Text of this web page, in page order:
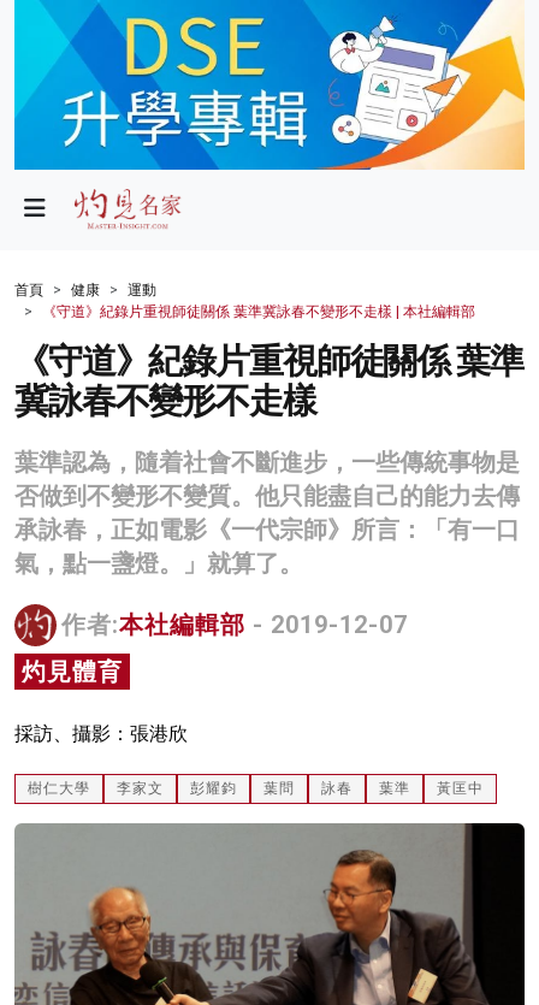
政局
財經
生活
健康
商業
科技
影片
名家榜
灼見活動
關於我們
首頁 健康
運動
《守道》紀錄片重視師徒關係 葉準冀詠春不變形不走樣 | 本社編輯部
《守道》紀錄片重視師徒關係 葉準
冀詠春不變形不走樣
葉準認為，隨着社會不斷進步，一些傳統事物是
否做到不變形不變質。他只能盡自己的能力去傳
承詠春，正如電影《一代宗師》所言：「有一口
氣，點一盞燈。」就算了。
作者:本社編輯部 - 2019-12-07
灼見體育
採訪、攝影：張港欣
樹仁大學 李家文 彭耀鈞 葉問 詠春 葉準 黃匡中